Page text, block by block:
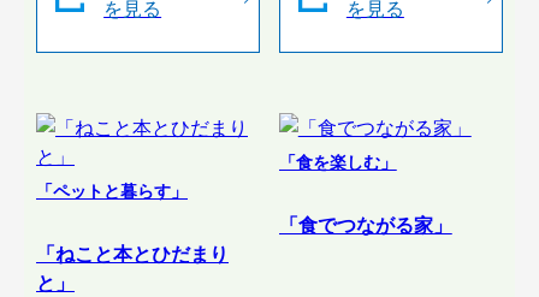
を見る
を見る
「ペットと暮らす」
「ねこと本とひだまり
と」
「食を楽しむ」
「食でつながる家」